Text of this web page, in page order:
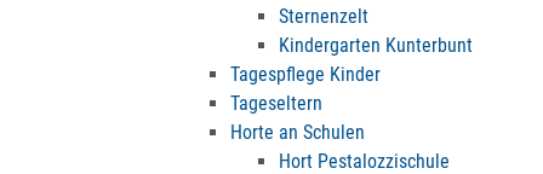
Sternenzelt
Kindergarten Kunterbunt
Tagespflege Kinder
Tageseltern
Horte an Schulen
Hort Pestalozzischule